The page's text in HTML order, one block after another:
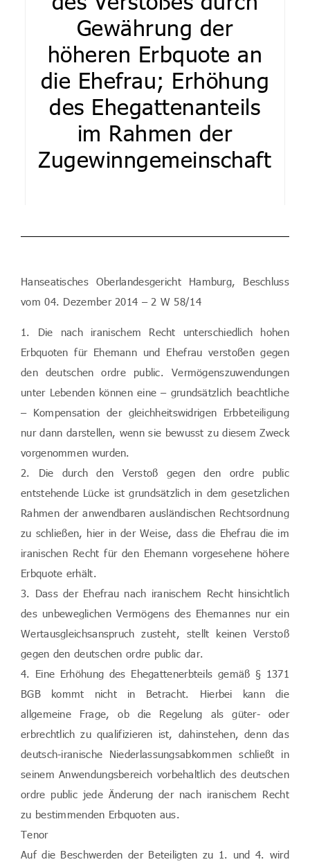
Gewährung der
höheren Erbquote an
die Ehefrau; Erhöhung
des Ehegattenanteils
im Rahmen der
Zugewinngemeinschaft
Hanseatisches Oberlandesgericht Hamburg, Beschluss
vom 04. Dezember 2014 – 2 W 58/14
1. Die nach iranischem Recht unterschiedlich hohen
Erbquoten für Ehemann und Ehefrau verstoßen gegen
den deutschen ordre public. Vermögenszuwendungen
unter Lebenden können eine – grundsätzlich beachtliche
– Kompensation der gleichheitswidrigen Erbbeteiligung
nur dann darstellen, wenn sie bewusst zu diesem Zweck
vorgenommen wurden.
2. Die durch den Verstoß gegen den ordre public
entstehende Lücke ist grundsätzlich in dem gesetzlichen
Rahmen der anwendbaren ausländischen Rechtsordnung
zu schließen, hier in der Weise, dass die Ehefrau die im
iranischen Recht für den Ehemann vorgesehene höhere
Erbquote erhält.
3. Dass der Ehefrau nach iranischem Recht hinsichtlich
des unbeweglichen Vermögens des Ehemannes nur ein
Wertausgleichsanspruch zusteht, stellt keinen Verstoß
gegen den deutschen ordre public dar.
4. Eine Erhöhung des Ehegattenerbteils gemäß § 1371
BGB kommt nicht in Betracht. Hierbei kann die
allgemeine Frage, ob die Regelung als güter- oder
erbrechtlich zu qualifizieren ist, dahinstehen, denn das
deutsch-iranische Niederlassungsabkommen schließt in
seinem Anwendungsbereich vorbehaltlich des deutschen
ordre public jede Änderung der nach iranischem Recht
zu bestimmenden Erbquoten aus.
Tenor
Auf die Beschwerden der Beteiligten zu 1. und 4. wird